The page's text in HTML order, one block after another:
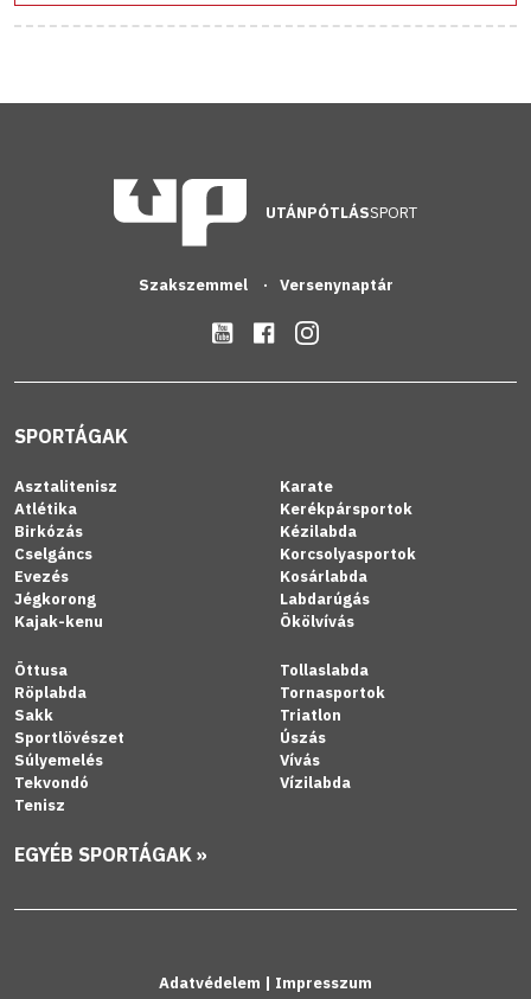
UTÁNPÓTLÁSSPORT
Szakszemmel Versenynaptár
SPORTÁGAK
Asztalitenisz
Atlétika
Birkózás
Cselgáncs
Evezés
Jégkorong
Kajak-kenu
Karate
Kerékpársportok
Kézilabda
Korcsolyasportok
Kosárlabda
Labdarúgás
Ökölvívás
Öttusa
Röplabda
Sakk
Sportlövészet
Súlyemelés
Tekvondó
Tenisz
Tollaslabda
Tornasportok
Triatlon
Úszás
Vívás
Vízilabda
EGYÉB SPORTÁGAK »
Adatvédelem | Impresszum